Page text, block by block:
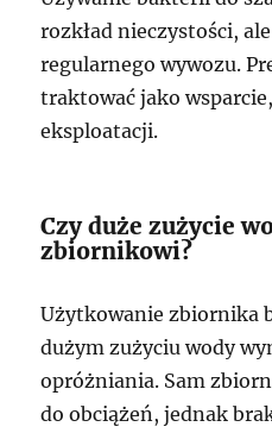
rozkład nieczystości,
regularnego wywozu.
traktować jako
eksploatacji.
Czy duże zużycie
zbiornikowi?
Użytkowanie zbiornika
dużym zużyciu wody
opróżniania. Sam
do obciążeń, jednak